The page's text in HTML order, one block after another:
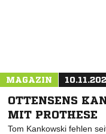
MAGAZIN
OTTENSENS
MIT PROTHESE
Tom Kankowski fehlen